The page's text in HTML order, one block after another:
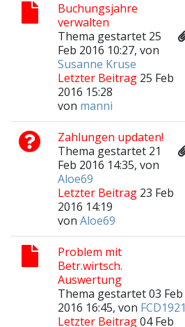
Buchungsjahre
verwalten
Thema gestartet 25
Feb 2016 10:27, von
Susanne Kruse
Letzter Beitrag 25 Feb
2016 15:28
von manni
Zahlungen updaten!
Thema gestartet 21
Feb 2016 14:35, von
Aloe69
Letzter Beitrag 23 Feb
2016 14:19
von Aloe69
Problem mit
Betr.wirtsch.
Auswertung
Thema gestartet 03 Feb
2016 16:45, von FCD1921
Letzter Beitrag04 Feb